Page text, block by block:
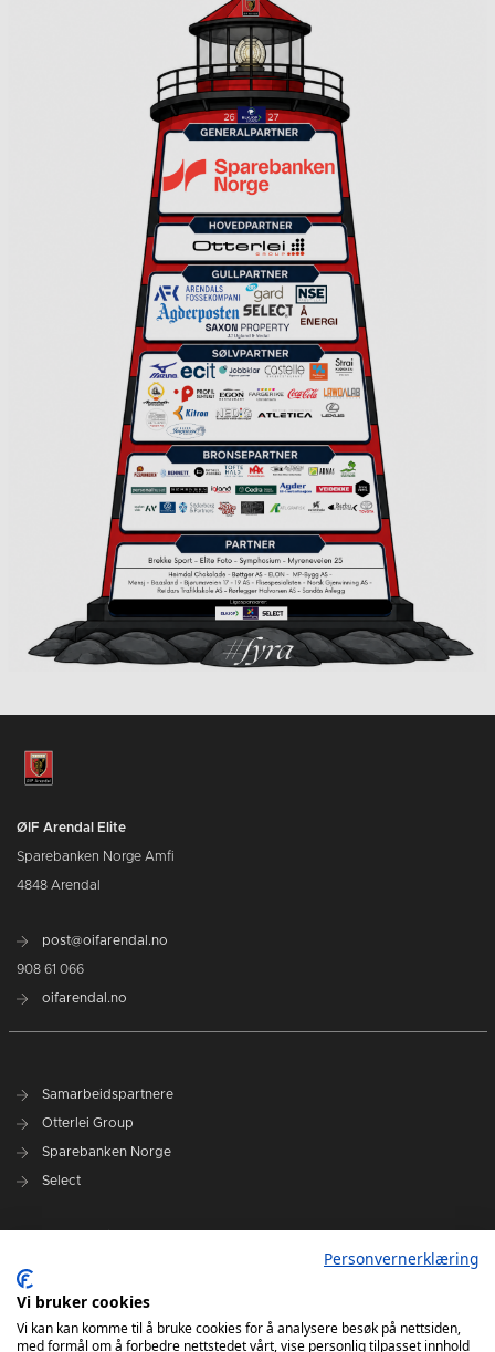
ØIF Arendal Elite
Sparebanken Norge Amfi
4848 Arendal
post@oifarendal.no
908 61 066
oifarendal.no
Samarbeidspartnere
Otterlei Group
Sparebanken Norge
Select
Spillerstall
Administrasjon
Personvernerklæring
Vi bruker cookies
Vi kan kan komme til å bruke cookies for å analysere besøk på nettsiden,
med formål om å forbedre nettstedet vårt, vise personlig tilpasset innhold